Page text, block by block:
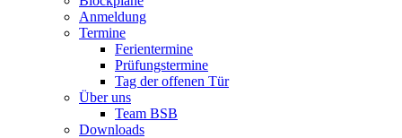
Anmeldung
Termine
Ferientermine
Prüfungstermine
Tag der offenen Tür
Über uns
Team BSB
Downloads